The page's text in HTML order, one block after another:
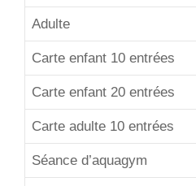
Adulte
Carte enfant 10 entrées
Carte enfant 20 entrées
Carte adulte 10 entrées
Séance d’aquagym